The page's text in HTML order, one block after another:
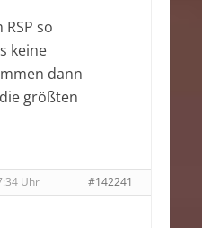
so
keine
dann
größten
Uhr #142241